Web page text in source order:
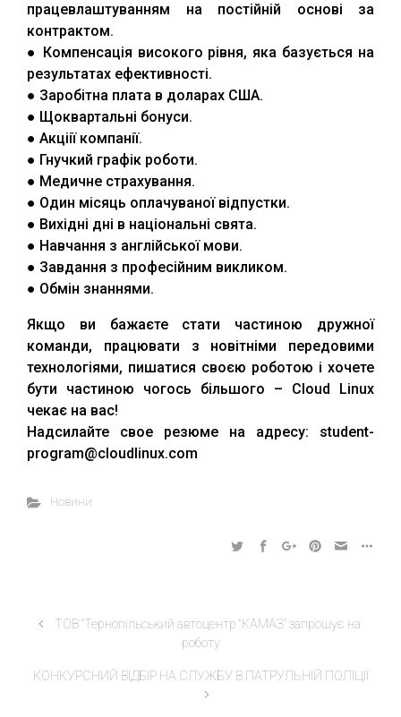
працевлаштуванням на постійній основі за
контрактом.
● Компенсація високого рівня, яка базується на
результатах ефективності.
● Заробітна плата в доларах США.
● Щоквартальні бонуси.
● Акціії компанії.
● Гнучкий графік роботи.
● Медичне страхування.
● Один місяць оплачуваної відпустки.
● Вихідні дні в національні свята.
● Навчання з англійської мови.
● Завдання з професійним викликом.
● Обмін знаннями.
Якщо ви бажаєте стати частиною дружної
команди, працювати з новітніми передовими
технологіями, пишатися своєю роботою і хочете
бути частиною чогось більшого – Cloud Linux
чекає на вас!
Надсилайте свое резюме на адресу: student-
program@cloudlinux.com
Новини
ТОВ “Тернопільський автоцентр “КАМАЗ” запрошує на
роботу
КОНКУРСНИЙ ВІДБІР НА СЛУЖБУ В ПАТРУЛЬНІЙ ПОЛІЦІЇ